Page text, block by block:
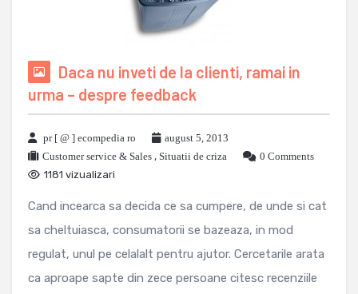
Daca nu inveti de la clienti, ramai in
urma – despre feedback
pr [ @ ] ecompedia ro
august 5, 2013
Customer service & Sales , Situatii de criza
0 Comments
1181 vizualizari
Cand incearca sa decida ce sa cumpere, de unde si cat
sa cheltuiasca, consumatorii se bazeaza, in mod
regulat, unul pe celalalt pentru ajutor. Cercetarile arata
ca aproape sapte din zece persoane citesc recenziile